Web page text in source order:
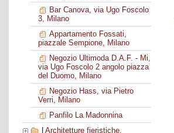
Bar Canova, via Ugo Foscolo
3, Milano
Appartamento Fossati,
piazzale Sempione, Milano
Negozio Ultimoda D.A.F. - Mi,
via Ugo Foscolo 2 angolo piazza
del Duomo, Milano
Negozio Hass, via Pietro
Verri, Milano
Panfilo La Madonnina
Architetture fieristiche,